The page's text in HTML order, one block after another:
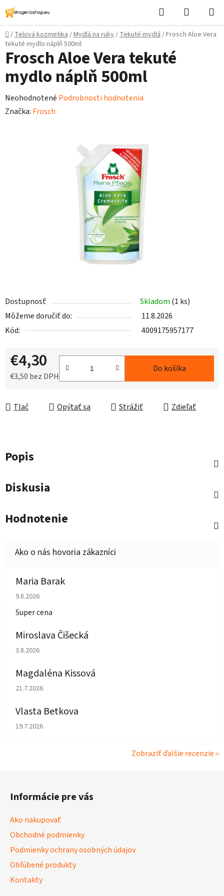
Prejsť
na
obsah
Hľadať
košík
Domov
/Telová kozmetika/Mydlá na ruky/Tekuté mydlá/Frosch Aloe Vera
tekuté mydlo náplň 500ml
Dostupnosť Skladom (1 ks)
Môžeme doručiť do:
11.8.2026
Kód:
4009175957177
€4,30
€3,50 bez DPH
Do košíka
Tlač Opýtať sa Strážiť Zdieľať
Frosch Aloe Vera tekuté
mydlo náplň 500ml
Priemerné
hodnotenie
Neohodnotené Podrobnosti hodnotenia
Značka: Frosch
Popis
Diskusia
Hodnotenie
Maria Barak
Hodnotenie obchodu je 5 z 5 hviezdičiek.
9.8.2026
Super cena
Miroslava Čišecká
Hodnotenie obchodu je 1 z 5 hviezdičiek.
3.8.2026
Magdaléna Kissová
Hodnotenie obchodu je 5 z 5 hviezdičiek.
21.7.2026
Vlasta Betkova
Hodnotenie obchodu je 5 z 5 hviezdičiek.
19.7.2026
Zobraziť ďalšie recenzie
Informácie pre vás
Ako nakupovať
Obchodné podmienky
Podmienky ochrany osobných údajov
Obľúbené produkty
Kontakty